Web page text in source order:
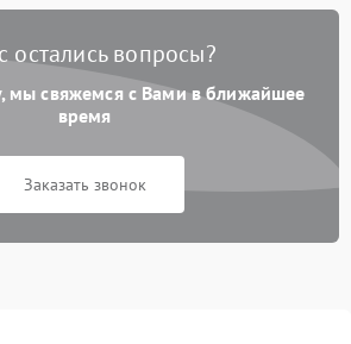
остались вопросы?
мы свяжемся с Вами в ближайшее
время
Заказать звонок